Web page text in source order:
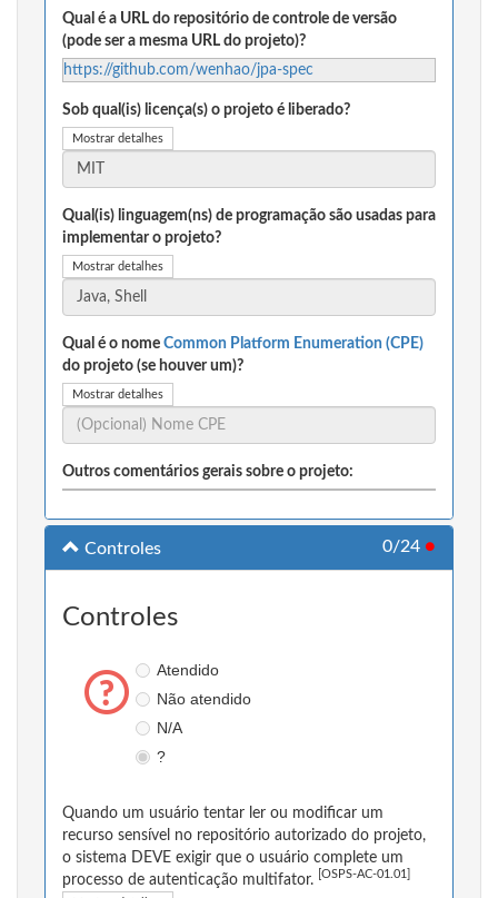
Qual é a URL do repositório de controle de versão
(pode ser a mesma URL do projeto)?
https://github.com/wenhao/jpa-spec
Sob qual(is) licença(s) o projeto é liberado?
Mostrar detalhes
Qual(is) linguagem(ns) de programação são usadas para
implementar o projeto?
Mostrar detalhes
Qual é o nome Common Platform Enumeration (CPE)
do projeto (se houver um)?
Mostrar detalhes
Outros comentários gerais sobre o projeto:
Controles 0/24 ●
Controles
Atendido
Não atendido
N/A
?
Quando um usuário tentar ler ou modificar um
recurso sensível no repositório autorizado do projeto,
o sistema DEVE exigir que o usuário complete um
processo de autenticação multifator.
[OSPS-AC-01.01]